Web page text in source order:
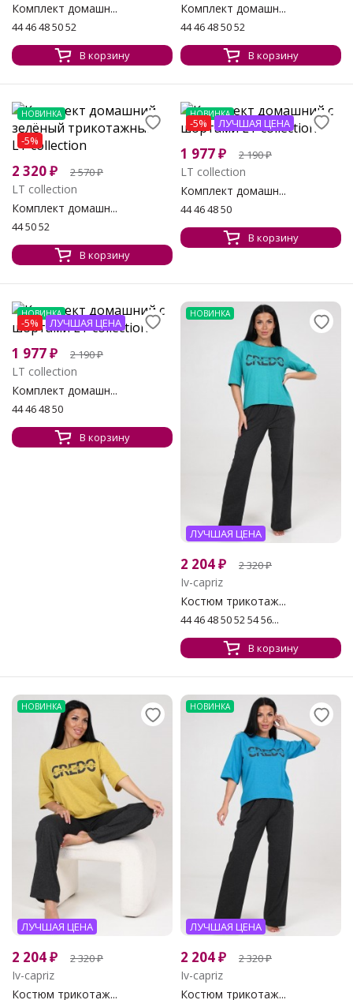
Комплект домашн...
44 46 48 50 52
В корзину
Комплект домашн...
44 46 48 50 52
В корзину
НОВИНКА
-5%
2 320₽ 2 570₽
LT collection
Комплект домашн...
44 50 52
В корзину
НОВИНКА
-5% ЛУЧШАЯ ЦЕНА
1 977₽ 2 190₽
LT collection
Комплект домашн...
44 46 48 50
В корзину
НОВИНКА
-5% ЛУЧШАЯ ЦЕНА
1 977₽ 2 190₽
LT collection
Комплект домашн...
44 46 48 50
В корзину
НОВИНКА
ЛУЧШАЯ ЦЕНА
2 204₽ 2 320₽
Iv-capriz
Костюм трикотаж...
44 46 48 50 52 54 56...
В корзину
НОВИНКА
ЛУЧШАЯ ЦЕНА
2 204₽ 2 320₽
Iv-capriz
Костюм трикотаж...
НОВИНКА
ЛУЧШАЯ ЦЕНА
2 204₽ 2 320₽
Iv-capriz
Костюм трикотаж...